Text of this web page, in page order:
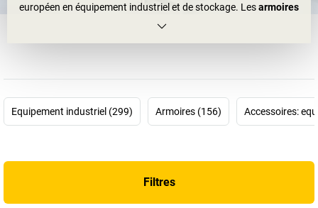
européen en équipement industriel et de stockage. Lesarmoires
ont trouvé domicile chez plus de 100
rajoutons: objectif atteint!
Le succès de LISTA repose sur plusieurs facteurs. L'un des plus
postes de travail modulairespeuvent ainsi être complétés ou
Equipement industriel (299) Armoires (156) Accessoires:
Filtres